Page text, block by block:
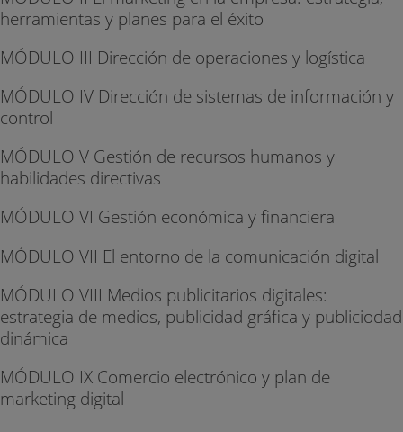
herramientas y planes para el éxito
MÓDULO III Dirección de operaciones y logística
MÓDULO IV Dirección de sistemas de información y
control
MÓDULO V Gestión de recursos humanos y
habilidades directivas
MÓDULO VI Gestión económica y financiera
MÓDULO VII El entorno de la comunicación digital
MÓDULO VIII Medios publicitarios digitales:
estrategia de medios, publicidad gráfica y publiciodad
dinámica
MÓDULO IX Comercio electrónico y plan de
marketing digital